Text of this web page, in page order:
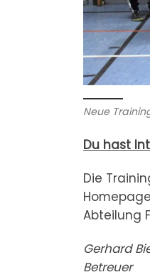
Neue
Du hast
Die
Abteilung
Gerhard
Betreuer